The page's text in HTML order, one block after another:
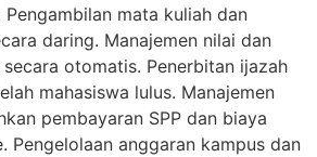
mata kuliah dan
daring. Manajemen nilai dan
otomatis. Penerbitan ijazah
mahasiswa lulus. Manajemen
pembayaran SPP dan biaya
Pengelolaan anggaran kampus dan